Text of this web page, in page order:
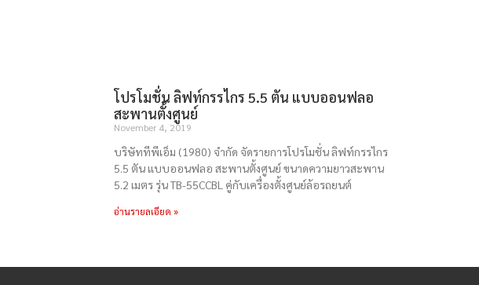
โปรโมชั่น ลิฟท์กรรไกร 5.5 ตัน แบบออนฟลอ
สะพานตั้งศูนย์
November 4, 2019
บริษัททีพีเอ็ม (1980) จำกัด จัดรายการโปรโมชั่น ลิฟท์กรรไกร
5.5 ตัน แบบออนฟลอ สะพานตั้งศูนย์ ขนาดความยาวสะพาน
5.2 เมตร รุ่น TB-55CCBL คู่กับเครื่องตั้งศูนย์ล้อรถยนต์
อ่านรายลเอียด »